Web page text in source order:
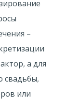
–
а для
свадьбы,
или